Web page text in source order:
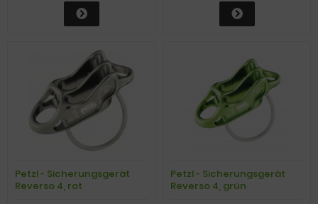
Petzl - Sicherungsgerät
Reverso 4, rot
Petzl - Sicherungsgerät
Reverso 4, grün